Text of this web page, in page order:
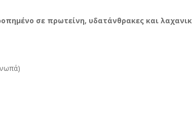
σε πρωτείνη, υδατάνθρακες και